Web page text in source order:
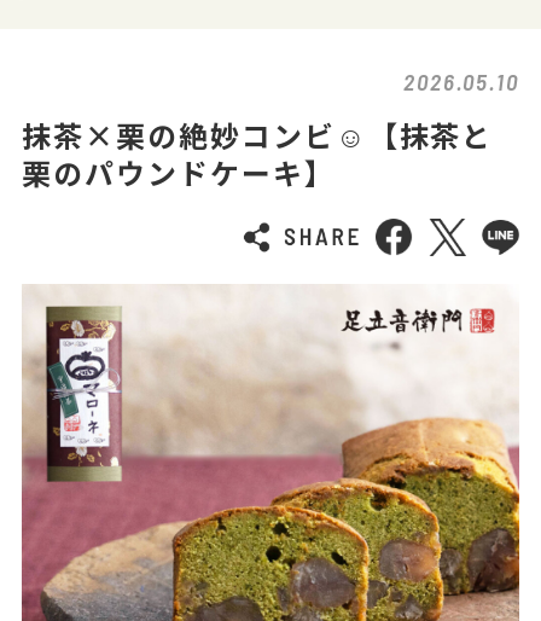
2026.05.10
抹茶×栗の絶妙コンビ☺️【抹茶と
栗のパウンドケーキ】